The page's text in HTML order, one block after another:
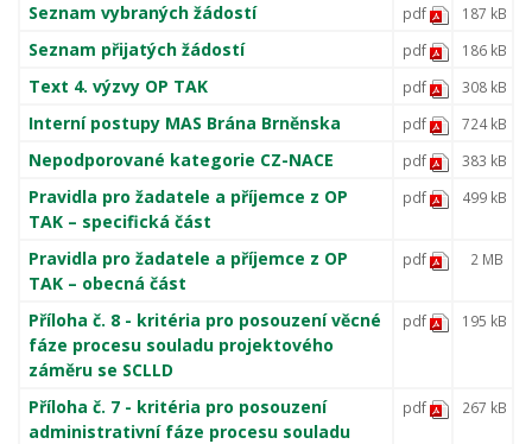
Seznam vybraných žádostí pdf 187 kB
Seznam přijatých žádostí pdf 186 kB
Text 4. výzvy OP TAK pdf 308 kB
Interní postupy MAS Brána Brněnska pdf 724 kB
Nepodporované kategorie CZ-NACE pdf 383 kB
Pravidla pro žadatele a příjemce z OP
TAK – specifická část
pdf 499 kB
Pravidla pro žadatele a příjemce z OP
TAK – obecná část
pdf 2 MB
Příloha č. 8 - kritéria pro posouzení věcné
fáze procesu souladu projektového
záměru se SCLLD
pdf 195 kB
Příloha č. 7 - kritéria pro posouzení
administrativní fáze procesu souladu
pdf 267 kB